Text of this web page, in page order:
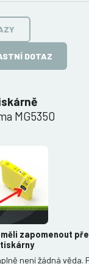
MG5350
DOTAZ
zapomenout
není žádná věda.